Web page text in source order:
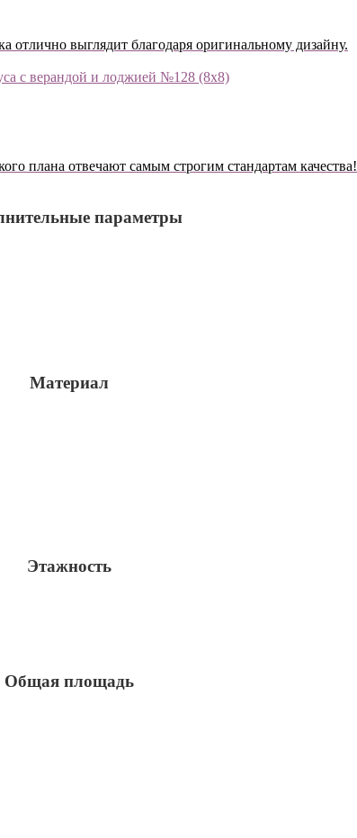
отлично выглядит благодаря оригинальному дизайну.
плана отвечают самым строгим стандартам качества!
параметры
Материал
Этажность
Общая площадь